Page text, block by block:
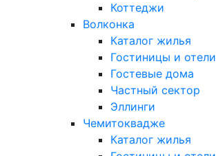
Коттеджи
Волконка
Каталог жилья
Гостиницы и отели
Гостевые дома
Частный сектор
Эллинги
Чемитоквадже
Каталог жилья